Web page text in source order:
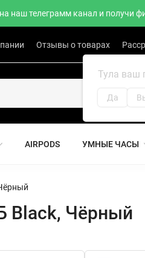
наш телеграмм канал и получи
Отзывы о товарах
Тула ваш
Да
AIRPODS УМНЫЕ ЧАСЫ
Black, Чёрный